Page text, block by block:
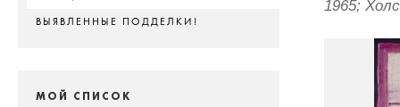
ВЫЯВЛЕННЫЕ ПОДДЕЛКИ!
МОЙ СПИСОК
1965;